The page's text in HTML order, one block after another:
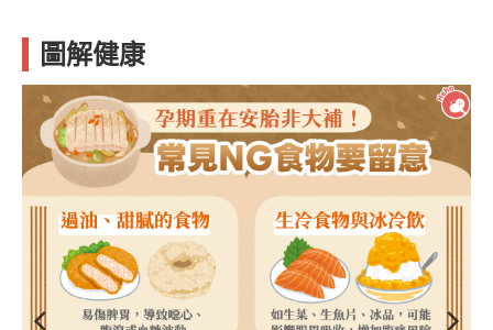
圖解健康